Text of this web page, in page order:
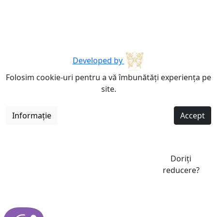
Developed by
Folosim cookie-uri pentru a vă îmbunătăți experiența pe
site.
Informație Accept
Doriți
reducere?